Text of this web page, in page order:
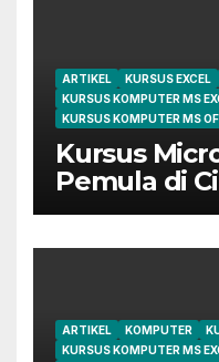
ARTIKEL KURSUS EXCEL
KURSUS KOMPUTER MS
KURSUS KOMPUTER MS
Kursus
Pemula di
dari Dasar
ARTIKEL KOMPUTER
KURSUS KOMPUTER MS